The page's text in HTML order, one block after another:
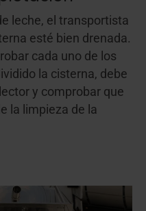
leche, el transportista
esté bien drenada.
cada uno de los
la cisterna, debe
y comprobar que
la limpieza de la